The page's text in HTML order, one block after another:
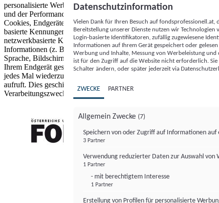
personalisierte Werbung und Inhalte, Messung von Werbeleistung
und der Performance von Inhalten sowie Zielgruppenforschung.
Cookies, Endgeräte- oder ähnliche Online-Kennungen (z. B. login-
basierte Kennungen, zufällig generierte Kennungen,
netzwerkbasierte Kennungen) können zusammen mit anderen
Informationen (z. B. Browsertyp und Browserinformationen,
Sprache, Bildschirmgröße, unterstützte Technologien usw.) auf
Ihrem Endgerät gespeichert oder von dort ausgelesen werden, um es
jedes Mal wiederzuerkennen, wenn es eine App oder einer Webseite
aufruft. Dies geschieht für einen oder mehrere der hier aufgeführten
Verarbeitungszwecke.
Datenschutzinformation
Vielen Dank für Ihren Besuch auf
Bereitstellung unserer Dienste nutzen wir Technologien
Login-basierte Identifikatoren, zufällig zugewiesene
Informationen auf Ihrem Gerät gespeichert oder
Werbung und Inhalte, Messung von Werbeleistung
ist für den Zugriff auf die Website nicht erforderlich.
Schalter ändern, oder später jederzeit via
ZWECKE PARTNER
Allgemein Zwecke (7)
Speichern von oder Zugriff auf Informationen auf
3 Partner
Verwendung reduzierter Daten zur Auswahl von
1 Partner
- mit berechtigtem Interesse
1 Partner
Erstellung von Profilen für personalisierte
FONDS professionell